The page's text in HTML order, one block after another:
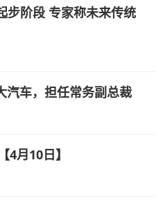
步阶段 专家称未来传统
汽车，担任常务副总裁
4月10日】